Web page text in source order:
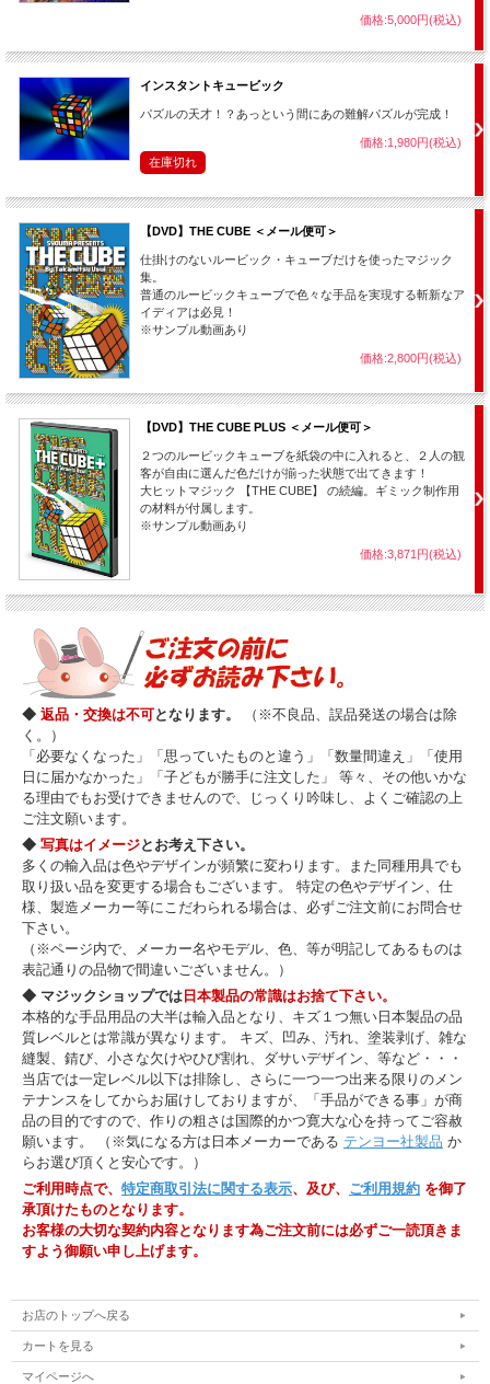
（※オプションでDVD付属にもできます。） ・日本語補足説明書
※この商品にテレビ等での放映権は付属していません。映像などで使いたい場合は
Mysteries and Henry Evans Presentsまでお問い合わせください。
価格:5,000円(税込)
インスタントキュービック
パズルの天才！？あっという間にあの難解パズルが完成！
価格:1,980円(税込)
在庫切れ
【DVD】THE CUBE ＜メール便可＞
仕掛けのないルービック・キューブだけを使ったマジック
集。
普通のルービックキューブで色々な手品を実現する斬新なア
イディアは必見！
※サンプル動画あり
価格:2,800円(税込)
【DVD】THE CUBE PLUS ＜メール便可＞
２つのルービックキューブを紙袋の中に入れると、２人の観
客が自由に選んだ色だけが揃った状態で出てきます！
大ヒットマジック 【THE CUBE】 の続編。ギミック制作用
の材料が付属します。
※サンプル動画あり
価格:3,871円(税込)
◆ 返品・交換は不可となります。
（※不良品、誤品発送の場合は除
く。）
「必要なくなった」「思っていたものと違う」「数量間違え」「使用
日に届かなかった」「子どもが勝手に注文した」 等々、その他いかな
る理由でもお受けできませんので、じっくり吟味し、よくご確認の上
ご注文願います。
◆ 写真はイメージとお考え下さい。
多くの輸入品は色やデザインが頻繁に変わります。また同種用具でも
取り扱い品を変更する場合もございます。 特定の色やデザイン、仕
様、製造メーカー等にこだわられる場合は、必ずご注文前にお問合せ
下さい。
（※ページ内で、メーカー名やモデル、色、等が明記してあるものは
表記通りの品物で間違いございません。）
◆ マジックショップでは 日本製品の常識はお捨て下さい。
本格的な手品用品の大半は輸入品となり、キズ１つ無い日本製品の品
質レベルとは常識が異なります。 キズ、凹み、汚れ、塗装剥げ、雑な
縫製、錆び、小さな欠けやひび割れ、ダサいデザイン、等など・・・
当店では一定レベル以下は排除し、さらに一つ一つ出来る限りのメン
テナンスをしてからお届けしておりますが、「手品ができる事」が商
品の目的ですので、作りの粗さは国際的かつ寛大な心を持ってご容赦
願います。 （※気になる方は日本メーカーである テンヨー社製品 か
らお選び頂くと安心です。）
ご利用時点で、 特定商取引法に関する表示、及び、 ご利用規約 を御了
承頂けたものとなります。
お客様の大切な契約内容となります為ご注文前には必ずご一読頂きま
すよう御願い申し上げます。
お店のトップへ戻る
カートを見る
マイページへ